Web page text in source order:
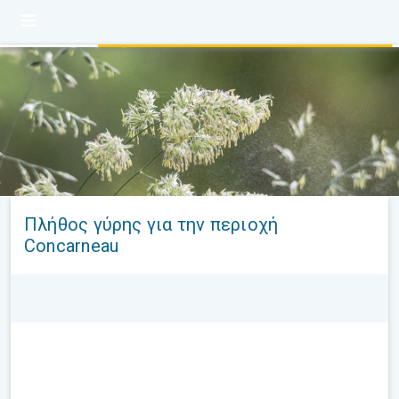
Πλήθος γύρης για την περιοχή
Concarneau